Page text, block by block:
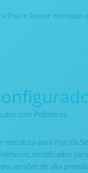
Piso e Reator montado
com Polímeros
estrutura para Piso da
modificados
versões de alta